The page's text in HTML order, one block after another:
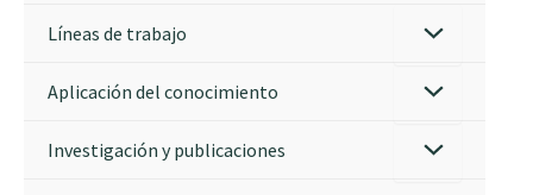
Líneas de trabajo
Aplicación del conocimiento
Investigación y publicaciones